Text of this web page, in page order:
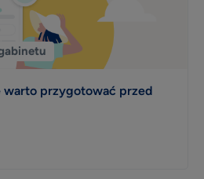
warto przygotować przed